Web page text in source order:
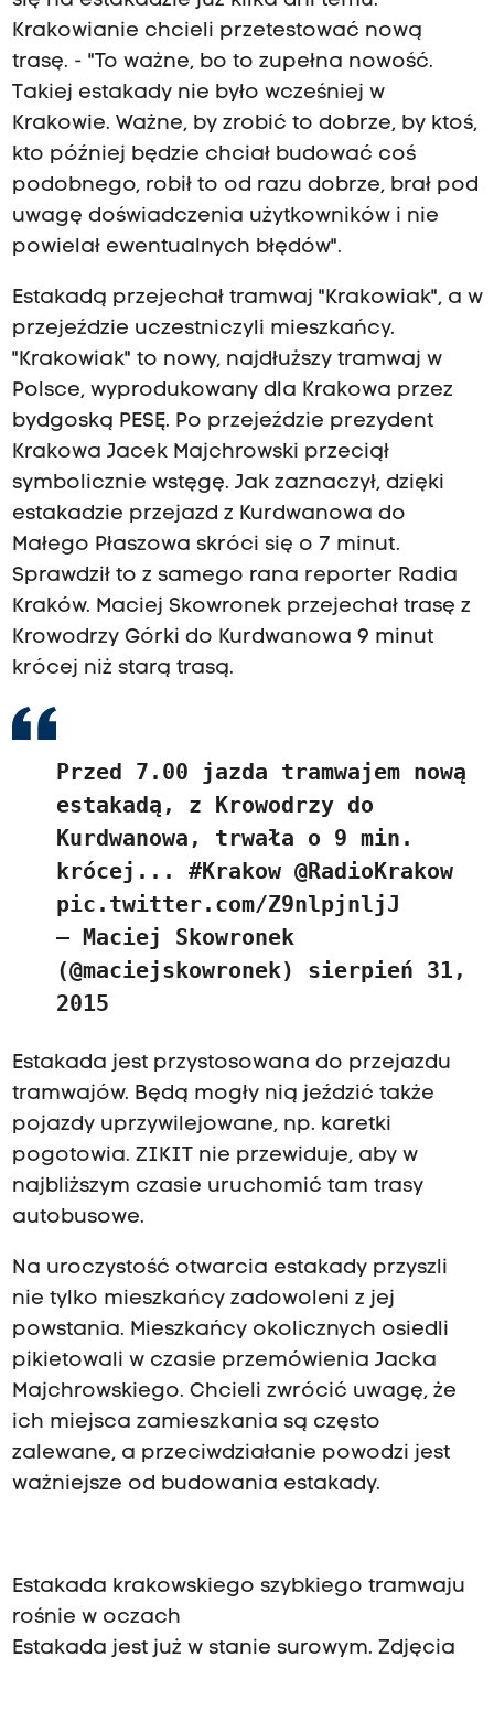
Krakowianie chcieli przetestować nową
trasę. - "To ważne, bo to zupełna nowość.
Takiej estakady nie było wcześniej w
Krakowie. Ważne, by zrobić to dobrze, by ktoś,
kto później będzie chciał budować coś
podobnego, robił to od razu dobrze, brał pod
uwagę doświadczenia użytkowników i nie
powielał ewentualnych błędów".
Estakadą przejechał tramwaj "Krakowiak", a w
przejeździe uczestniczyli mieszkańcy.
"Krakowiak" to nowy, najdłuższy tramwaj w
Polsce, wyprodukowany dla Krakowa przez
bydgoską PESĘ. Po przejeździe prezydent
Krakowa Jacek Majchrowski przeciął
symbolicznie wstęgę. Jak zaznaczył, dzięki
estakadzie przejazd z Kurdwanowa do
Małego Płaszowa skróci się o 7 minut.
Sprawdził to z samego rana reporter Radia
Kraków. Maciej Skowronek przejechał trasę z
Krowodrzy Górki do Kurdwanowa 9 minut
krócej niż starą trasą.
Przed 7.00 jazda tramwajem nową
estakadą, z Krowodrzy do
Kurdwanowa, trwała o 9 min.
krócej... #Krakow @RadioKrakow
pic.twitter.com/Z9nlpjnljJ
— Maciej Skowronek
(@maciejskowronek) sierpień 31,
2015
Estakada jest przystosowana do przejazdu
tramwajów. Będą mogły nią jeździć także
pojazdy uprzywilejowane, np. karetki
pogotowia. ZIKIT nie przewiduje, aby w
najbliższym czasie uruchomić tam trasy
autobusowe.
Na uroczystość otwarcia estakady przyszli
nie tylko mieszkańcy zadowoleni z jej
powstania. Mieszkańcy okolicznych osiedli
pikietowali w czasie przemówienia Jacka
Majchrowskiego. Chcieli zwrócić uwagę, że
ich miejsca zamieszkania są często
zalewane, a przeciwdziałanie powodzi jest
ważniejsze od budowania estakady.
Estakada krakowskiego szybkiego tramwaju
rośnie w oczach
Estakada jest już w stanie surowym. Zdjęcia